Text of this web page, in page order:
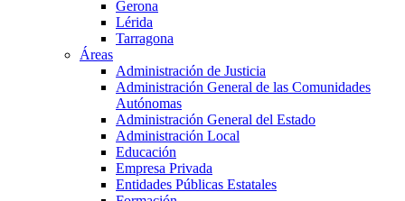
Gerona
Lérida
Tarragona
Áreas
Administración de Justicia
Administración General de las Comunidades
Autónomas
Administración General del Estado
Administración Local
Educación
Empresa Privada
Entidades Públicas Estatales